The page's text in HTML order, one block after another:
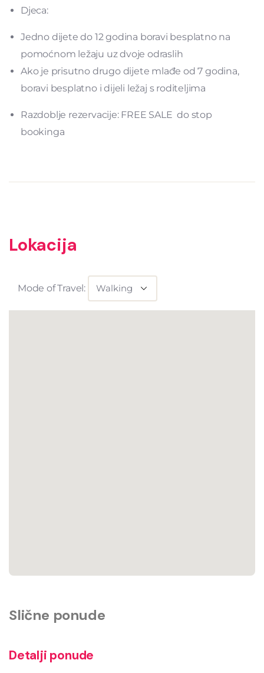
Djeca:
Jedno dijete do 12 godina boravi besplatno na
pomoćnom ležaju uz dvoje odraslih
Ako je prisutno drugo dijete mlađe od 7 godina,
boravi besplatno i dijeli ležaj s roditeljima
Razdoblje rezervacije: FREE SALE do stop
bookinga
Lokacija
Mode of Travel:
Slične ponude
Detalji ponude